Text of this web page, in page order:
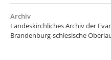
Archiv
Landeskirchliches Archiv der
Brandenburg-schlesische